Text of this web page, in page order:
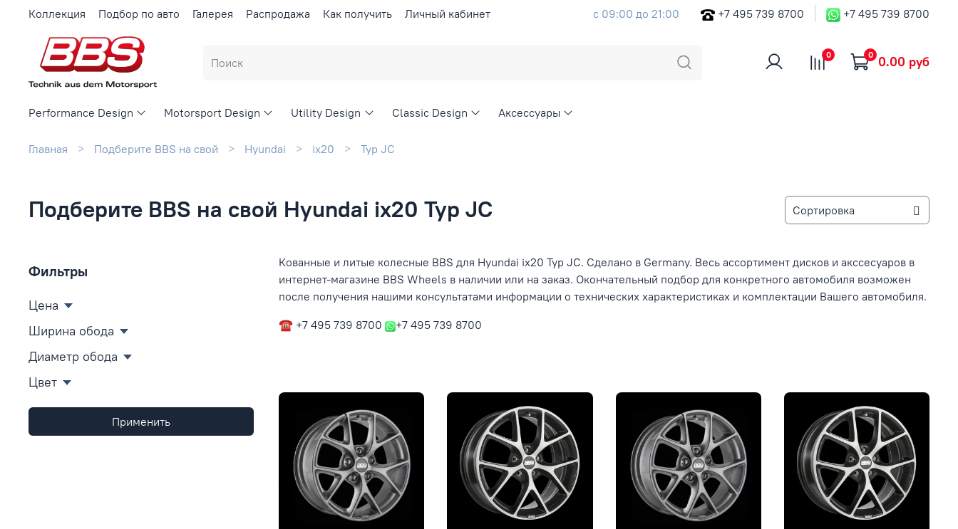
Коллекция Подбор по авто Галерея Распродажа Как получить Личный кабинет с 09:00 до 21:00 +7 495 739 8700 +7 495 739 8700
0 0 0.00 руб
Performance Design Motorsport Design Utility Design Classic Design Аксессуары
Главная Подберите BBS на свой Hyundai ix20 Typ JC
Подберите BBS на свой Hyundai ix20 Typ JC
Кованные и литые колесные BBS для Hyundai ix20 Typ JC. Сделано в Germany. Весь ассортимент дисков и акссесуаров в
интернет-магазине BBS Wheels в наличии или на заказ. Окончательный подбор для конкретного автомобиля возможен
после получения нашими консультатами информации о технических характеристиках и комплектации Вашего автомобиля.
☎ +7 495 739 8700
+7 495 739 8700
Фильтры
Цена
Ширина обода
Диаметр обода
Цвет
Применить